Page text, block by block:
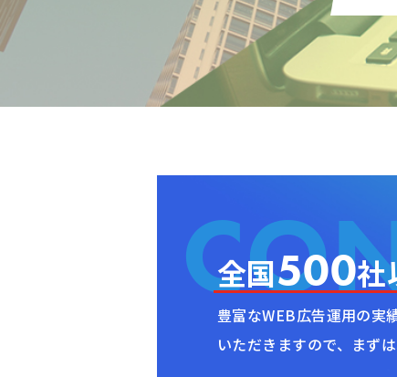
全国500社
豊富なWEB広告運用の実
いただきますので、まず